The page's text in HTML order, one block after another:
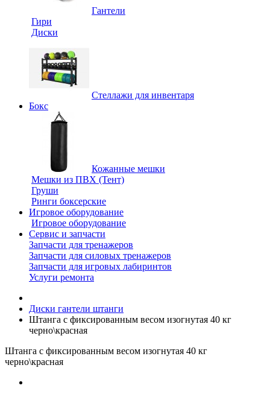
Гантели
Гири
Диски
Стеллажи для инвентаря
Бокс
Кожанные мешки
Мешки из ПВХ (Тент)
Груши
Ринги боксерские
Игровое оборудование
Игровое оборудование
Сервис и запчасти
Запчасти для тренажеров
Запчасти для силовых тренажеров
Запчасти для игровых лабиринтов
Услуги ремонта
Диски гантели штанги
Штанга с фиксированным весом изогнутая 40 кг
черно\красная
Штанга с фиксированным весом изогнутая 40 кг
черно\красная